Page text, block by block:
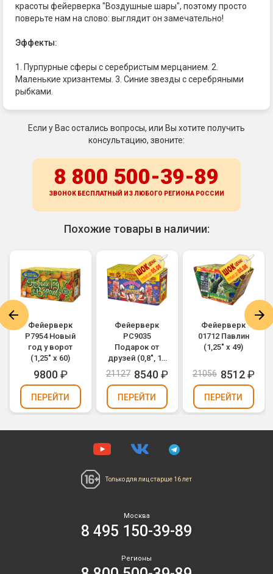
красоты фейерверка "Воздушные шары", поэтому просто
поверьте нам на слово: выглядит он замечательно!
Эффекты:
1. Пурпурные сферы с серебристым мерцанием. 2.
Маленькие хризантемы. 3. Синие звезды с серебряными
рыбками.
Если у Вас остались вопросы, или Вы хотите получить
консультацию, звоните:
8 800 500-39-89
ЗВОНОК БЕСПЛАТНЫЙ ИЗ ЛЮБОГО РЕГИОНА РОССИИ
Похожие товары в наличии:
Фейерверк
Р7954 Новый
год у ворот
(1,25" х 60)
9800₽
ПЕРЕЙТИ
Фейерверк
РС9035
Подарок от
друзей (0,8", 1",
1,2" х 56)
21127 8540₽
ПЕРЕЙТИ
Фейерверк
01712 Павлин
(1,25" х 49)
21056 8512₽
ПЕРЕЙТИ
Только для лицстарше 16 лет
Москва
8 495 150-39-89
Регионы